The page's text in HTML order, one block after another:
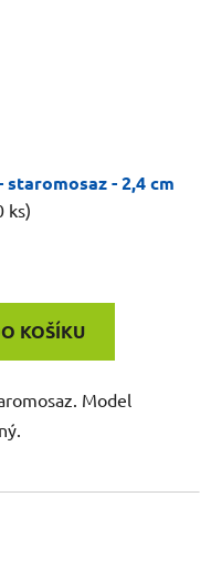
- 2,4 cm
ks)
KOŠÍKU
Model